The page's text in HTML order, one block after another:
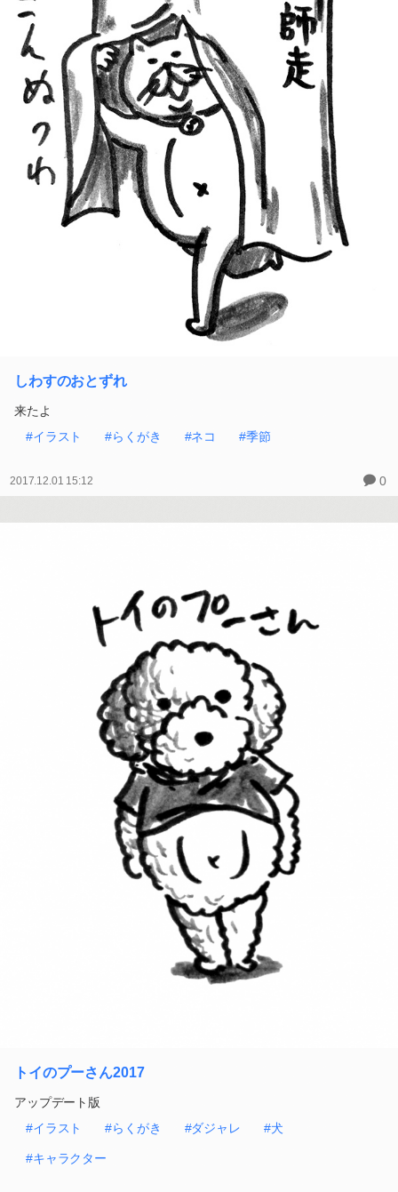
しわすのおとずれ
来たよ
#イラスト
#らくがき #ネコ #季節
2017.12.01 15:12 0
トイのプーさん2017
アップデート版
#イラスト
#らくがき #ダジャレ #犬
#キャラクター